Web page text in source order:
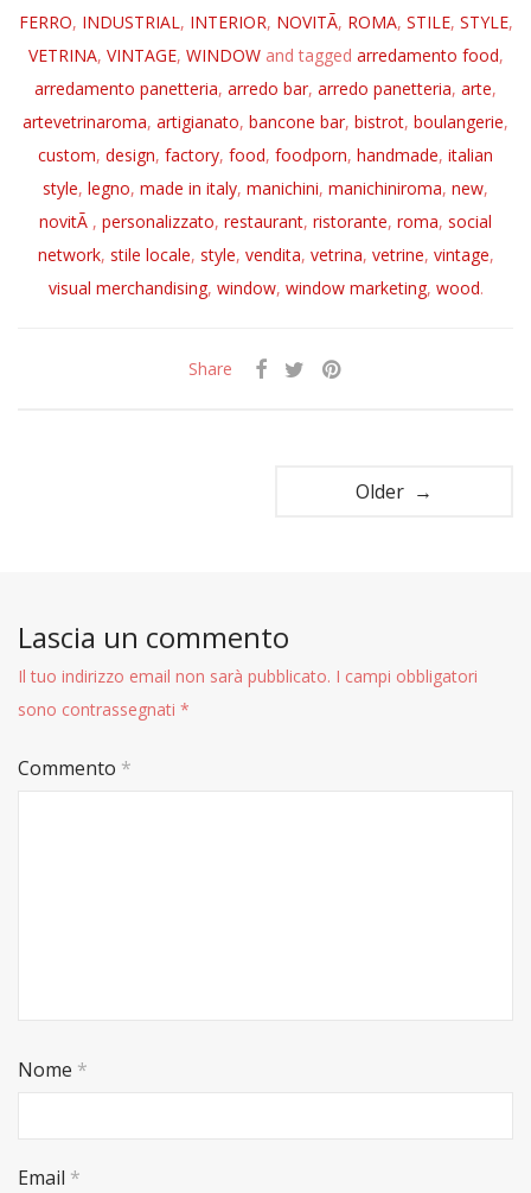
FERRO, INDUSTRIAL , INTERIOR, NOVITÃ, ROMA, STILE, STYLE,
VETRINA, VINTAGE, WINDOWand tagged arredamento food,
arredamento panetteria, arredo bar, arredo panetteria, arte,
artevetrinaroma, artigianato, bancone bar, bistrot, boulangerie,
custom, design, factory, food, foodporn, handmade, italian
style, legno, made in italy, manichini, manichiniroma, new,
novitÃ , personalizzato, restaurant, ristorante, roma, social
network, stile locale, style, vendita, vetrina, vetrine, vintage,
visual merchandising, window, window marketing, wood.
Share
Older →
Lascia un commento
Il tuo indirizzo email non sarà pubblicato. I campi obbligatori
sono contrassegnati *
Commento *
Nome *
Email *